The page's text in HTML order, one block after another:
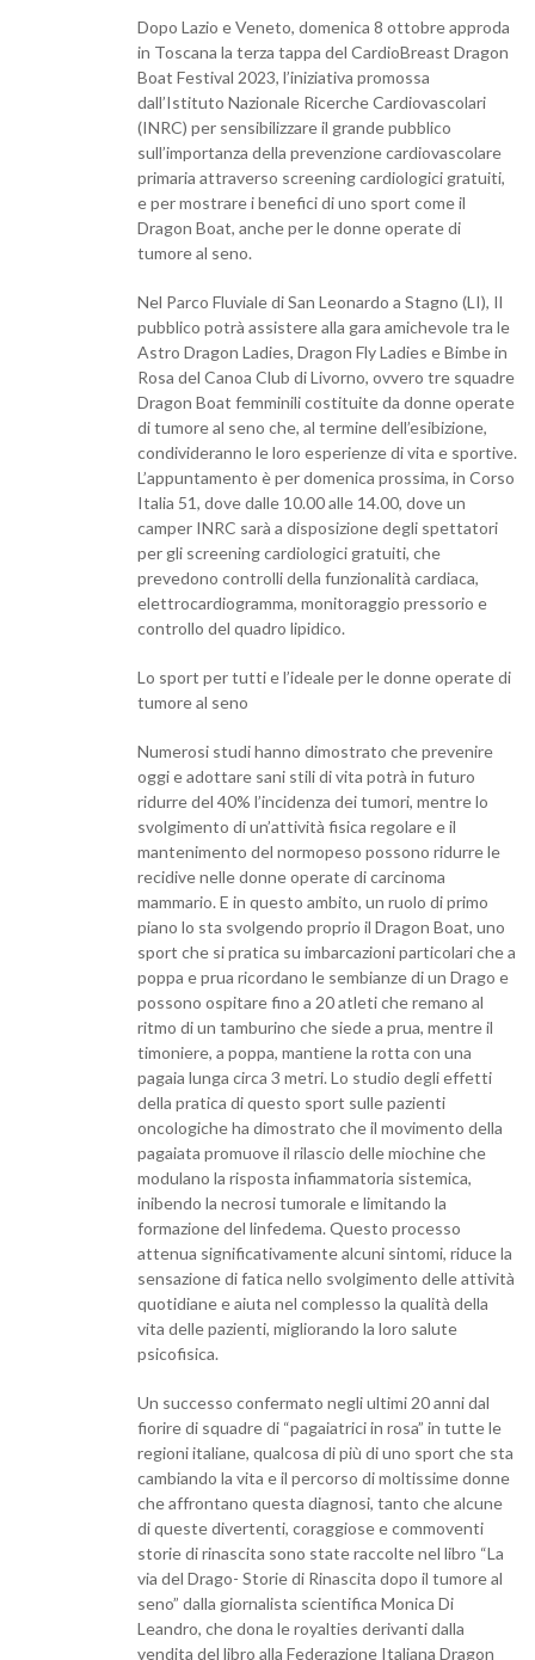
Dopo Lazio e Veneto, domenica 8 ottobre approda
in Toscana la terza tappa del CardioBreast Dragon
Boat Festival 2023, l’iniziativa promossa
dall’Istituto Nazionale Ricerche Cardiovascolari
(INRC) per sensibilizzare il grande pubblico
sull’importanza della prevenzione cardiovascolare
primaria attraverso screening cardiologici gratuiti,
e per mostrare i benefici di uno sport come il
Dragon Boat, anche per le donne operate di
tumore al seno.
Nel Parco Fluviale di San Leonardo a Stagno (LI), Il
pubblico potrà assistere alla gara amichevole tra le
Astro Dragon Ladies, Dragon Fly Ladies e Bimbe in
Rosa del Canoa Club di Livorno, ovvero tre squadre
Dragon Boat femminili costituite da donne operate
di tumore al seno che, al termine dell’esibizione,
condivideranno le loro esperienze di vita e sportive.
L’appuntamento è per domenica prossima, in Corso
Italia 51, dove dalle 10.00 alle 14.00, dove un
camper INRC sarà a disposizione degli spettatori
per gli screening cardiologici gratuiti, che
prevedono controlli della funzionalità cardiaca,
elettrocardiogramma, monitoraggio pressorio e
controllo del quadro lipidico.
Lo sport per tutti e l’ideale per le donne operate di
tumore al seno
Numerosi studi hanno dimostrato che prevenire
oggi e adottare sani stili di vita potrà in futuro
ridurre del 40% l’incidenza dei tumori, mentre lo
svolgimento di un’attività fisica regolare e il
mantenimento del normopeso possono ridurre le
recidive nelle donne operate di carcinoma
mammario. E in questo ambito, un ruolo di primo
piano lo sta svolgendo proprio il Dragon Boat, uno
sport che si pratica su imbarcazioni particolari che a
poppa e prua ricordano le sembianze di un Drago e
possono ospitare fino a 20 atleti che remano al
ritmo di un tamburino che siede a prua, mentre il
timoniere, a poppa, mantiene la rotta con una
pagaia lunga circa 3 metri. Lo studio degli effetti
della pratica di questo sport sulle pazienti
oncologiche ha dimostrato che il movimento della
pagaiata promuove il rilascio delle miochine che
modulano la risposta infiammatoria sistemica,
inibendo la necrosi tumorale e limitando la
formazione del linfedema. Questo processo
attenua significativamente alcuni sintomi, riduce la
sensazione di fatica nello svolgimento delle attività
quotidiane e aiuta nel complesso la qualità della
vita delle pazienti, migliorando la loro salute
psicofisica.
Un successo confermato negli ultimi 20 anni dal
fiorire di squadre di “pagaiatrici in rosa” in tutte le
regioni italiane, qualcosa di più di uno sport che sta
cambiando la vita e il percorso di moltissime donne
che affrontano questa diagnosi, tanto che alcune
di queste divertenti, coraggiose e commoventi
storie di rinascita sono state raccolte nel libro “La
via del Drago- Storie di Rinascita dopo il tumore al
seno” dalla giornalista scientifica Monica Di
Leandro, che dona le royalties derivanti dalla
vendita del libro alla Federazione Italiana Dragon